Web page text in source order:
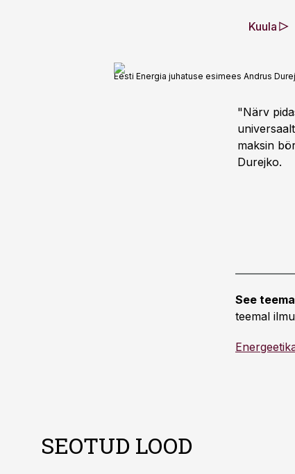
Kuula
Eesti Energia juhatuse esimees Andrus
"Närv
maksin
Durejko.
See
teemal
SEOTUD LOOD